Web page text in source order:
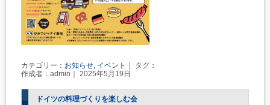
カテゴリー： お知らせ, イベント
｜ タグ：
作成者：admin｜ 2025年5月19日
ドイツの料理づくりを楽しむ会